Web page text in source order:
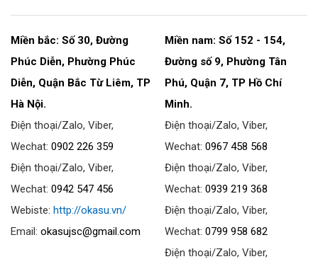
Miền bắc: Số 30, Đường
Phúc Diễn, Phường Phúc
Diễn, Quận Bắc Từ Liêm, TP
Hà Nội.
Điện thoại/Zalo, Viber,
Wechat: 0902 226 359
Điện thoại/Zalo, Viber,
Wechat: 0942 547 456
Webiste: http://okasu.vn/
Email: okasujsc@gmail.com
Miền nam: Số 152 - 154,
Đường số 9, Phường Tân
Phú, Quận 7, TP Hồ Chí
Minh.
Điện thoại/Zalo, Viber,
Wechat:0967 458 568
Điện thoại/Zalo, Viber,
Wechat:0939 219 368
Điện thoại/Zalo, Viber,
Wechat:0799 958 682
Điện thoại/Zalo, Viber,